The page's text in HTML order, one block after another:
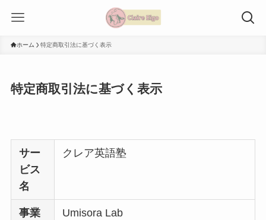
ホーム 特定商取引法に基づく表示
特定商取引法に基づく表示
サー
ビス
名
クレア英語塾
事業
Umisora Lab